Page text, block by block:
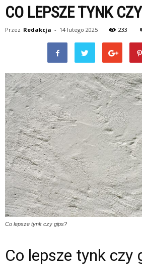
CO LEPSZE TYNK
Przez Redakcja - 14 lutego 2025 233
Co lepsze tynk czy gips?
Co lepsze tynk czy